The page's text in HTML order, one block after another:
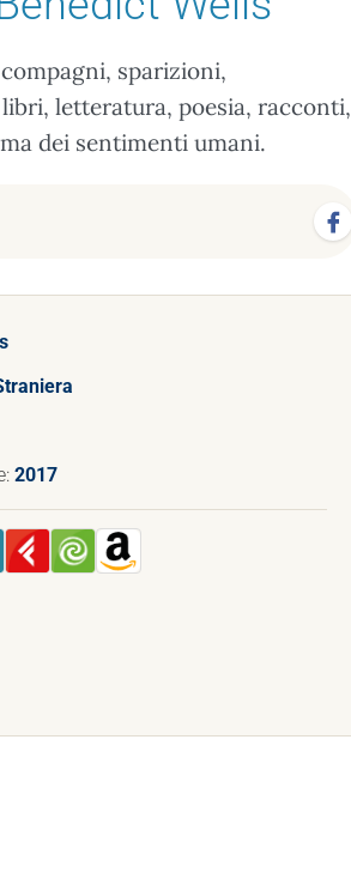
sparizioni,
letteratura, poesia, racconti,
dei sentimenti umani.
2017